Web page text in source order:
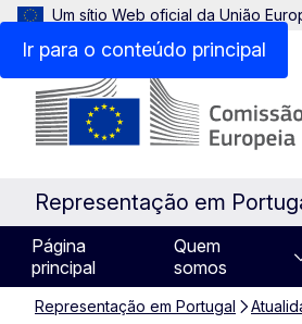
Ir para o conteúdo principal
Um sítio Web oficial da União
Representação em
Página
principal
Quem
somos
Representação em Portugal